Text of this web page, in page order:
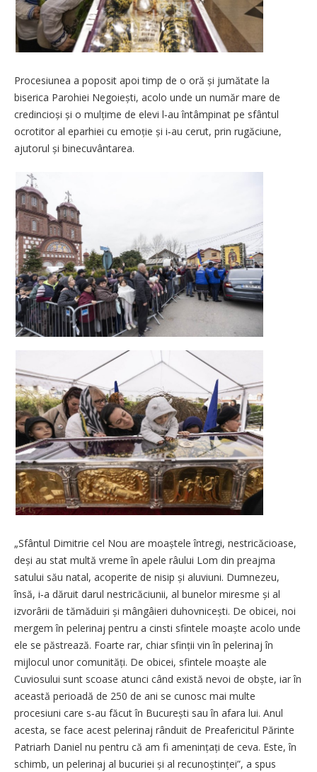
Procesiunea a poposit apoi timp de o oră și jumătate la
biserica Parohiei Negoiești, acolo unde un număr mare de
credincioși și o mulțime de elevi l‑au întâmpinat pe sfântul
ocrotitor al eparhiei cu emoție și i‑au cerut, prin rugăciune,
ajutorul și binecuvântarea.
„Sfântul Dimitrie cel Nou are moaștele întregi, nestricăcioase,
deși au stat multă vreme în apele râului Lom din preajma
satului său natal, acoperite de nisip și aluviuni. Dumnezeu,
însă, i‑a dăruit darul nestricăciunii, al bunelor miresme și al
izvorârii de tămăduiri și mângâieri duhovnicești. De obicei, noi
mergem în pelerinaj pentru a cinsti sfintele moaște acolo unde
ele se păstrează. Foarte rar, chiar sfinții vin în pelerinaj în
mijlocul unor comunități. De obicei, sfintele moaște ale
Cuviosului sunt scoase atunci când există nevoi de obște, iar în
această perioadă de 250 de ani se cunosc mai multe
procesiuni care s‑au făcut în București sau în afara lui. Anul
acesta, se face acest pelerinaj rânduit de Preafericitul Părinte
Patriarh Daniel nu pentru că am fi amenințați de ceva. Este, în
schimb, un pelerinaj al bucuriei și al recunoștinței”, a spus